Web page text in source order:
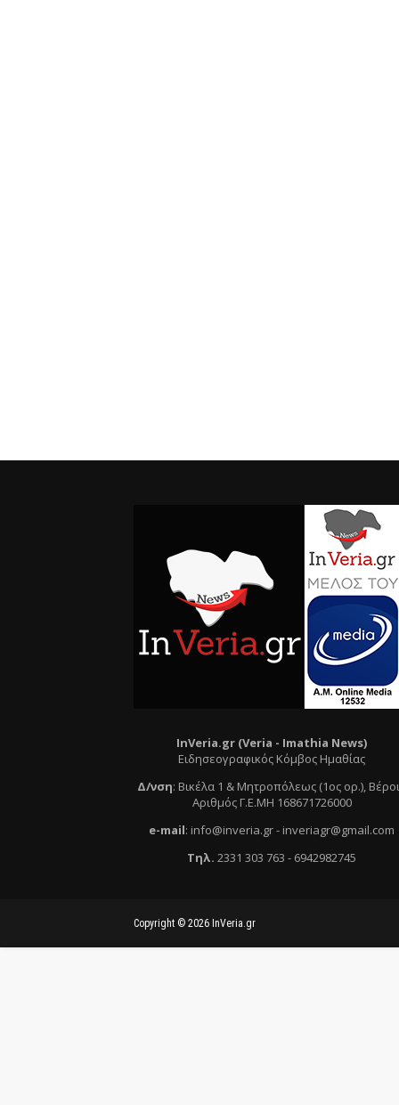
InVeria.gr (Veria - Ιmathia News)
Ειδησεογραφικός Κόμβος Ημαθίας
Δ/νση: Βικέλα 1 & Μητροπόλεως (1ος ορ.),
Αριθμός Γ.Ε.ΜΗ 168671726000
e-mail: info@inveria.gr- inveriagr@gmail.com
Τηλ. 2331 303 763 - 6942982745
Copyright © 2026 InVeria.gr